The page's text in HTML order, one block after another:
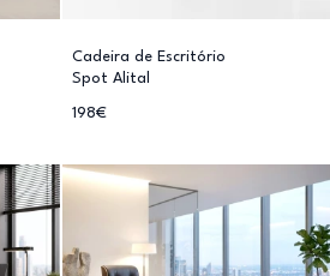
Cadeira de Escritório
Spot Alital
198€